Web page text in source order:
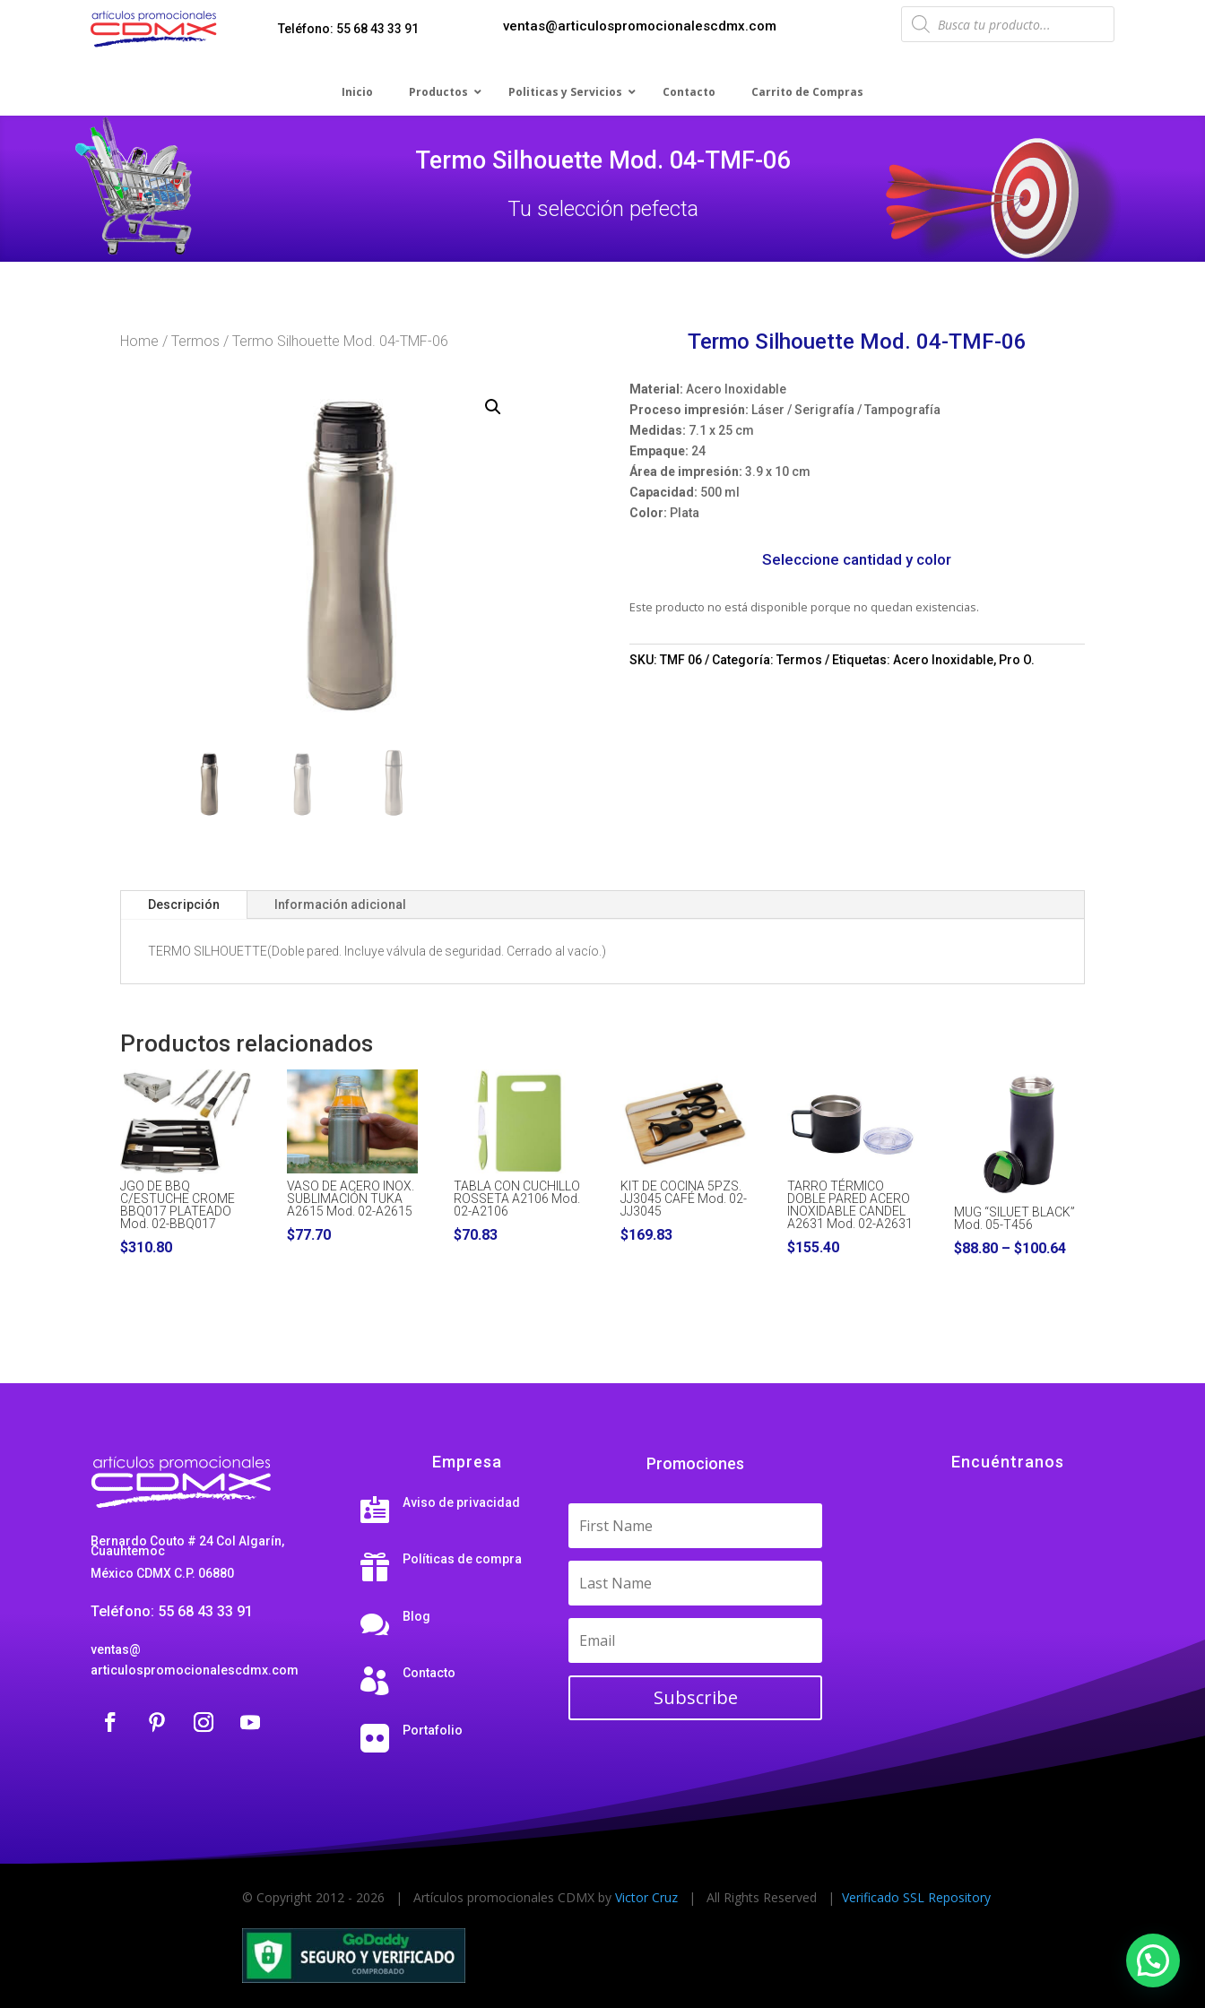
Teléfono: 55 68 43 33 91 ventas@articulospromocionalescdmx.com
Products
search
Inicio Productos Politicas y Servicios Contacto Carrito de Compras
Termo Silhouette Mod. 04-TMF-06
Tu selección pefecta
Home /Termos / Termo Silhouette Mod. 04-TMF-06 Termo Silhouette Mod. 04-TMF-06
Material: Acero Inoxidable
Proceso impresión: Láser / Serigrafía / Tampografía
Medidas: 7.1 x 25 cm
Empaque: 24
Área de impresión: 3.9 x 10 cm
Capacidad: 500 ml
Color: Plata
Seleccione cantidad y color
Este producto no está disponible porque no quedan existencias.
SKU:TMF 06 Categoría:Termos Etiquetas: Acero Inoxidable, Pro O.
Descripción Información adicional
TERMO SILHOUETTE(Doble pared. Incluye válvula de seguridad. Cerrado al vacío.)
Productos relacionados
JGO DE BBQ
C/ESTUCHE CROME
BBQ017 PLATEADO
Mod. 02-BBQ017
$310.80
VASO DE ACERO INOX.
SUBLIMACIÓN TUKA
A2615 Mod. 02-A2615
$77.70
TABLA CON CUCHILLO
ROSSETA A2106 Mod.
02-A2106
$70.83
KIT DE COCINA 5PZS.
JJ3045 CAFÉ Mod. 02-
JJ3045
$169.83
TARRO TÉRMICO
DOBLE PARED ACERO
INOXIDABLE CANDEL
A2631 Mod. 02-A2631
$155.40
MUG “SILUET BLACK”
Mod. 05-T456
$88.80 – $100.64Price
Bernardo Couto # 24 Col Algarín,
Cuauhtemoc
México CDMX C.P. 06880
Teléfono: 55 68 43 33 91
ventas@
articulospromocionalescdmx.com
Empresa
 Aviso de privacidad
 Políticas de compra
 Blog
 Contacto
 Portafolio
Promociones
Subscribe
Encuéntranos
© Copyright 2012 - 2026 | Artículos promocionales CDMX byVictor Cruz | All Rights Reserved |Verificado SSL Repository